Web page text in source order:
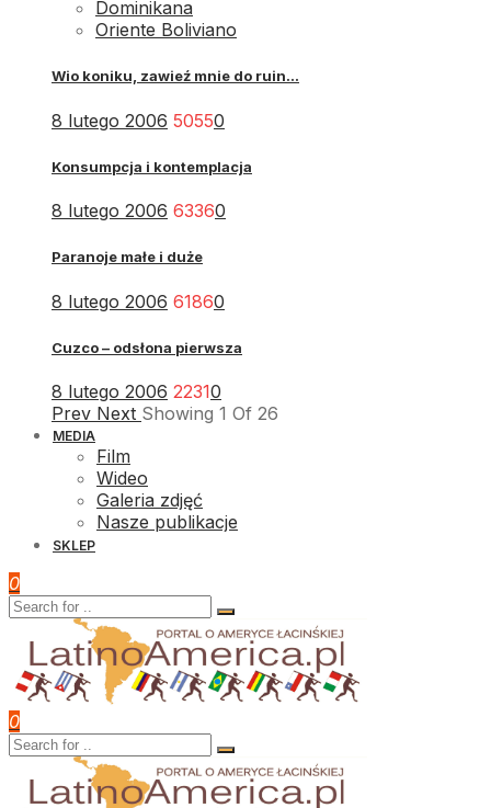
Dominikana
Oriente Boliviano
Wio koniku, zawieź mnie do ruin...
8 lutego 2006 50550
Konsumpcja i kontemplacja
8 lutego 2006 63360
Paranoje małe i duże
8 lutego 2006 61860
Cuzco – odsłona pierwsza
8 lutego 2006 22310
Prev Next Showing 1 Of 26
MEDIA
Film
Wideo
Galeria zdjęć
Nasze publikacje
SKLEP
0
0